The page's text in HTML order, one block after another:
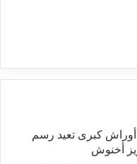
أوراش كبرى تعيد رسم
أخنوش